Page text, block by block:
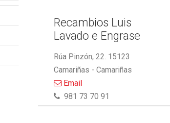
Recambios Luis
Lavado e Engrase
Rúa Pinzón, 22. 15123
Camariñas - Camariñas
Email
981 73 70 91